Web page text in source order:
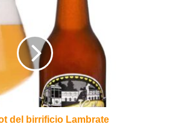
del birrificio Lambrate